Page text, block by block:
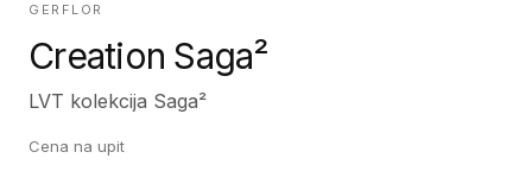
GERFLOR
Creation Saga²
LVT kolekcija Saga²
Cena na upit